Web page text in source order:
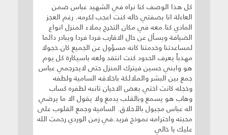
كل هذا الوصف كنا نراه في الشهيد عباس ضمن
العاءلة انا بصفتي خاله كنت اعجب لكرمه. رغم العجز
المادي كنا.معه في مكان التخرج يملاء المنزل انواع
الضيافة ويسأل عن حال الاقارب فردا فردا ويبادر دائما
لمساعدتنا وخدمتنا كانه مسؤول عن الجميع كان.خجولا
مهذباً يعرف الحدود كنت انتقد ولعه باسيكارة كل يوم
هو وابني حسين فيترك المنزل حتى لايحرجمي عباس
جمع بين البشر والملائكة باخلاقه السامية ولطفه
وخجله كانت اختي بعض الاحيان تانبه لطفره كساب
وهاب هو يسمع وبالقلب يدمع ولا يقول الا ما يرضي
اله عباس مجبول بالأخلاق. السامية وجمع القلوب على
محبته واحترامه نموذج فريد.في زمن الوردي رحمت الله
عليك يا خالي